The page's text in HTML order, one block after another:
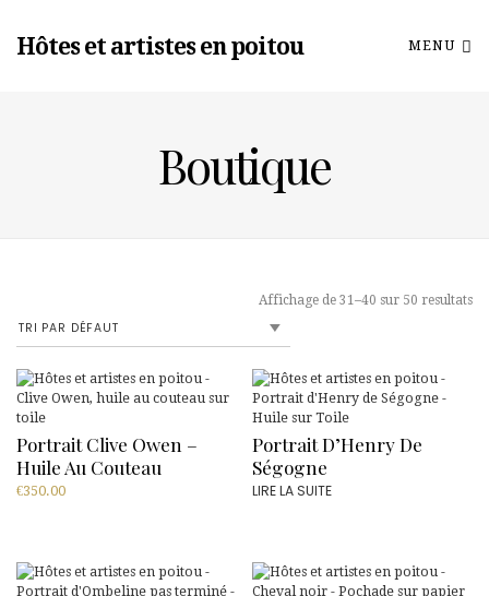
Hôtes et artistes en poitou MENU
Boutique
Affichage de 31–40 sur 50 resultats
Portrait Clive Owen –
Huile Au Couteau
€350.00
Portrait D’Henry De
Ségogne
LIRE LA SUITE